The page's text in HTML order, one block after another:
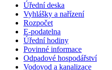
Úřední deska
Vyhlášky a nařízení
Rozpočet
E-podatelna
Úřední hodiny
Povinné informace
Odpadové hospodářství
Vodovod a kanalizace